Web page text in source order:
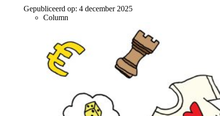
Gepubliceerd op: 4 december 2025
Column